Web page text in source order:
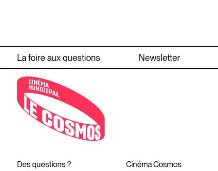
La foire aux questions Newsletter
Des questions ?
Cinéma Cosmos